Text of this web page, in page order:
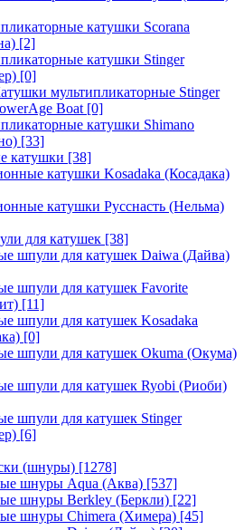
катушки Scorana
[2]
катушки Stinger
[0]
мультипликаторные Stinger
Boat [0]
катушки Shimano
[33]
катушки [38]
катушки Kosadaka (Косадака)
катушки Русснасть (Нельма)
для катушек [38]
шпули для катушек Daiwa (Дайва)
шпули для катушек Favorite
[11]
шпули для катушек Kosadaka
[0]
шпули для катушек Okuma (Окума)
шпули для катушек Ryobi (Риоби)
шпули для катушек Stinger
[6]
(шнуры) [1278]
шнуры Aqua (Аква) [537]
шнуры Berkley (Беркли) [22]
шнуры Chimera (Химера) [45]